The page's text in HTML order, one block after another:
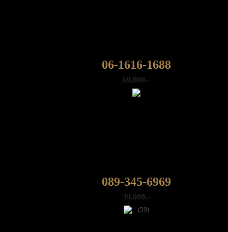
06-1616-1688
69,000.-
089-345-6969
39,000.-
(59)